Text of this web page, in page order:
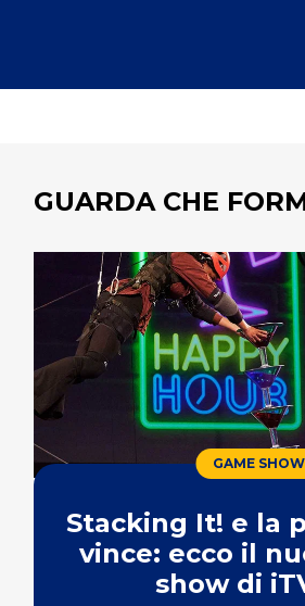
GUARDA CHE
GAME SHOW
Stacking It! e la
vince: ecco il
show di